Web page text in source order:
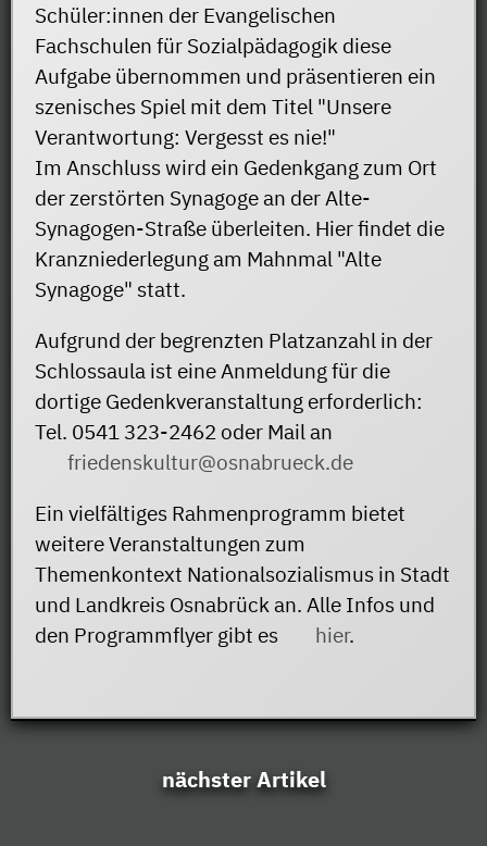
Schüler:innen der Evangelischen
Fachschulen für Sozialpädagogik diese
Aufgabe übernommen und präsentieren ein
szenisches Spiel mit dem Titel "Unsere
Verantwortung: Vergesst es nie!"
Im Anschluss wird ein Gedenkgang zum Ort
der zerstörten Synagoge an der Alte-
Synagogen-Straße überleiten. Hier findet die
Kranzniederlegung am Mahnmal "Alte
Synagoge" statt.
Aufgrund der begrenzten Platzanzahl in der
Schlossaula ist eine Anmeldung für die
dortige Gedenkveranstaltung erforderlich:
Tel. 0541 323-2462 oder Mail an
friedenskultur@osnabrueck.de
Ein vielfältiges Rahmenprogramm bietet
weitere Veranstaltungen zum
Themenkontext Nationalsozialismus in Stadt
und Landkreis Osnabrück an. Alle Infos und
den Programmflyer gibt es
hier.
nächster Artikel